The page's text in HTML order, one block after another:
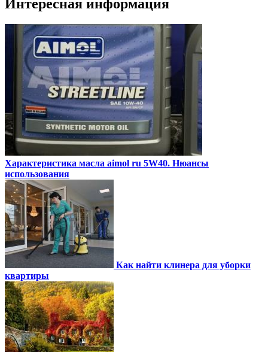
Интересная информация
Характеристика масла aimol ru 5W40. Нюансы
использования
Как найти клинера для уборки
квартиры